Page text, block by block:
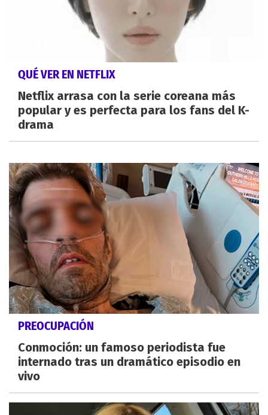
QUÉ VER EN NETFLIX
Netflix arrasa con la serie coreana más
popular y es perfecta para los fans del K-
drama
PREOCUPACIÓN
Conmoción: un famoso periodista fue
internado tras un dramático episodio en
vivo